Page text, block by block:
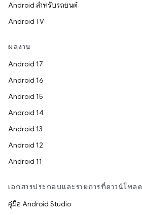
Android สำหรับรถยนต์
Android TV
ผลงาน
Android 17
Android 16
Android 15
Android 14
Android 13
Android 12
Android 11
เอกสารประกอบและรายการที่ดาวน์โหลด
คู่มือ Android Studio